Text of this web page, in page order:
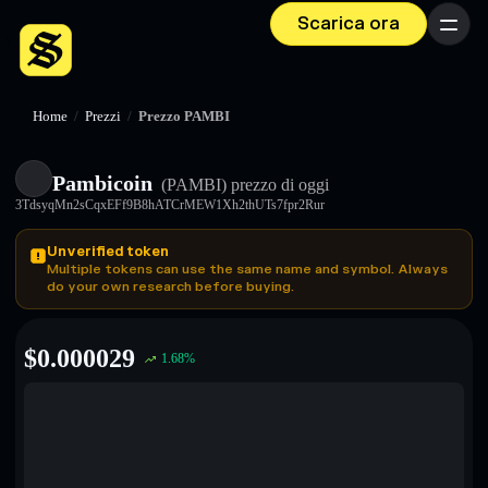
Scarica ora Menu
Home / Prezzi / Prezzo PAMBI
Pambicoin (PAMBI) prezzo di oggi
3TdsyqMn2sCqxEFf9B8hATCrMEW1Xh2thUTs7fpr2Rur
Unverified token
Multiple tokens can use the same name and symbol. Always
do your own research before buying.
$0.000029 1.68%